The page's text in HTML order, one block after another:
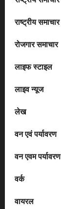
राष्ट्रीय समाचार
रोजगार समाचार
लाइफ स्टाइल
लाइव न्यूज
लेख
वन एवं पर्यावरण
वन एवम पर्यावरण
वर्क
वायरल